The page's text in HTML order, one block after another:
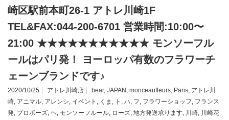
崎区駅前本町26-1 アトレ川崎1F
TEL&FAX:044-200-6701 営業時間:10:00〜
21:00 ★★★★★★★★★★★ モンソーフル
ールはパリ発！ ヨーロッパ有数のフラワーチ
ェーンブランドです♪
2020/10/25 アトレ川崎店 bear, JAPAN , monceaufleurs, Paris, アトレ川
崎, アニマル, アレンシ, イベント , くま , ト , ハ, フ, フラワーショッフ, フランス
発, プロポーズ, ヘ, モンソーフルール, ローズ, 地方発送承ります, 川崎, 川崎花